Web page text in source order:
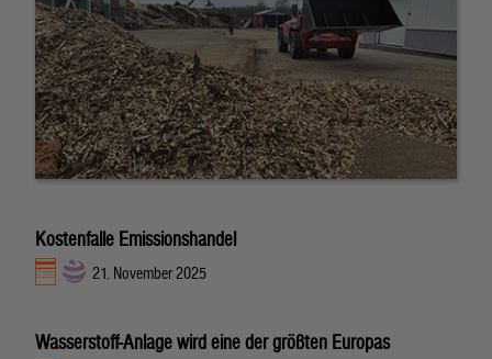
Kostenfalle Emissionshandel
21. November 2025
Wasserstoff-Anlage wird eine der größten Europas